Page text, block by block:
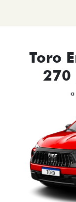
Toro
270
a